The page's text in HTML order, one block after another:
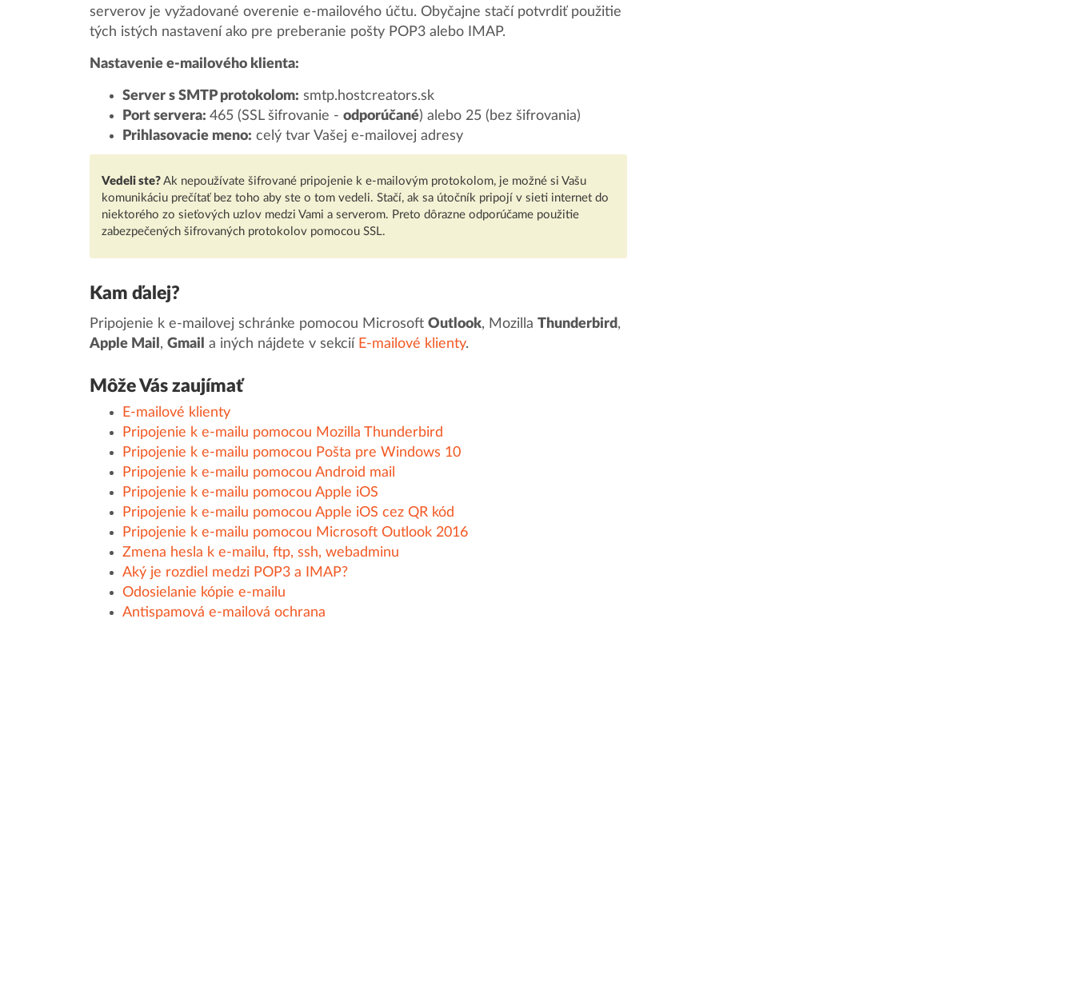
serverov je vyžadované overenie e-mailového účtu. Obyčajne stačí potvrdiť použitie
tých istých nastavení ako pre preberanie pošty POP3 alebo IMAP.
Nastavenie e-mailového klienta:
Server s SMTP protokolom: smtp.hostcreators.sk
Port servera: 465 (SSL šifrovanie - odporúčané) alebo 25 (bez šifrovania)
Prihlasovacie meno: celý tvar Vašej e-mailovej adresy
Vedeli ste?Ak nepoužívate šifrované pripojenie k e-mailovým protokolom, je možné si Vašu
komunikáciu prečítať bez toho aby ste o tom vedeli. Stačí, ak sa útočník pripojí v sieti internet do
niektorého zo sieťových uzlov medzi Vami a serverom. Preto dôrazne odporúčame použitie
zabezpečených šifrovaných protokolov pomocou SSL.
Kam ďalej?
Pripojenie k e-mailovej schránke pomocou Microsoft Outlook, Mozilla Thunderbird ,
Apple Mail , Gmail a iných nájdete v sekcií E-mailové klienty.
Môže Vás zaujímať
E-mailové klienty
Pripojenie k e-mailu pomocou Mozilla Thunderbird
Pripojenie k e-mailu pomocou Pošta pre Windows 10
Pripojenie k e-mailu pomocou Android mail
Pripojenie k e-mailu pomocou Apple iOS
Pripojenie k e-mailu pomocou Apple iOS cez QR kód
Pripojenie k e-mailu pomocou Microsoft Outlook 2016
Zmena hesla k e-mailu, ftp, ssh, webadminu
Aký je rozdiel medzi POP3 a IMAP?
Odosielanie kópie e-mailu
Antispamová e-mailová ochrana